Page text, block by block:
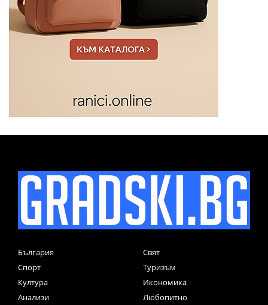
България
Свят
Спорт
Туризъм
Култура
Икономика
Анализи
Любопитно